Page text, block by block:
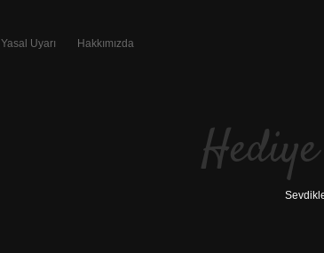
Yasal Uyarı Hakkımızda